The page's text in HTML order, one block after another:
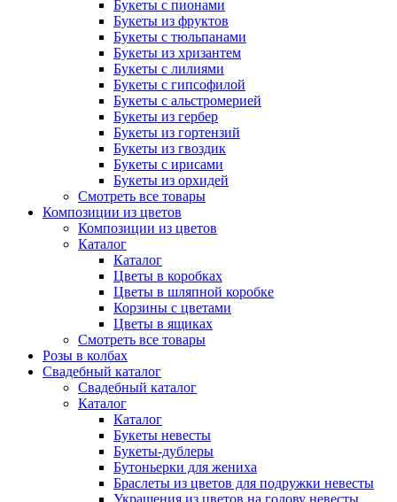
Букеты с пионами
Букеты из фруктов
Букеты с тюльпанами
Букеты из хризантем
Букеты с лилиями
Букеты с гипсофилой
Букеты с альстромерией
Букеты из гербер
Букеты из гортензий
Букеты из гвоздик
Букеты с ирисами
Букеты из орхидей
Смотреть все товары
Композиции из цветов
Композиции из цветов
Каталог
Каталог
Цветы в коробках
Цветы в шляпной коробке
Корзины с цветами
Цветы в ящиках
Смотреть все товары
Розы в колбах
Свадебный каталог
Свадебный каталог
Каталог
Каталог
Букеты невесты
Букеты-дублеры
Бутоньерки для жениха
Браслеты из цветов для подружки невесты